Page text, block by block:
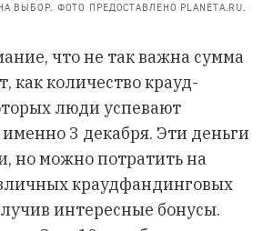
ВЫБОР. ФОТО ПРЕДОСТАВЛЕНО PLANETA.RU.
что не так важна сумма
как количество крауд-
люди успевают
именно 3 декабря. Эти деньги
но можно потратить на
краудфандинговых
интересные бонусы.